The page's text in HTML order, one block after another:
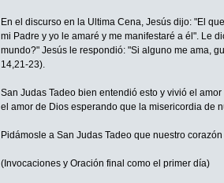
En el discurso en la Ultima Cena, Jesús dijo: "El
mi Padre y yo le amaré y me manifestaré a él". Le
mundo?" Jesús le respondió: "Si alguno me ama,
14,21-23).
San Judas Tadeo bien entendió esto y vivió el
el amor de Dios esperando que la misericordia de
Pidámosle a San Judas Tadeo que nuestro
(Invocaciones y Oración final como el primer día)